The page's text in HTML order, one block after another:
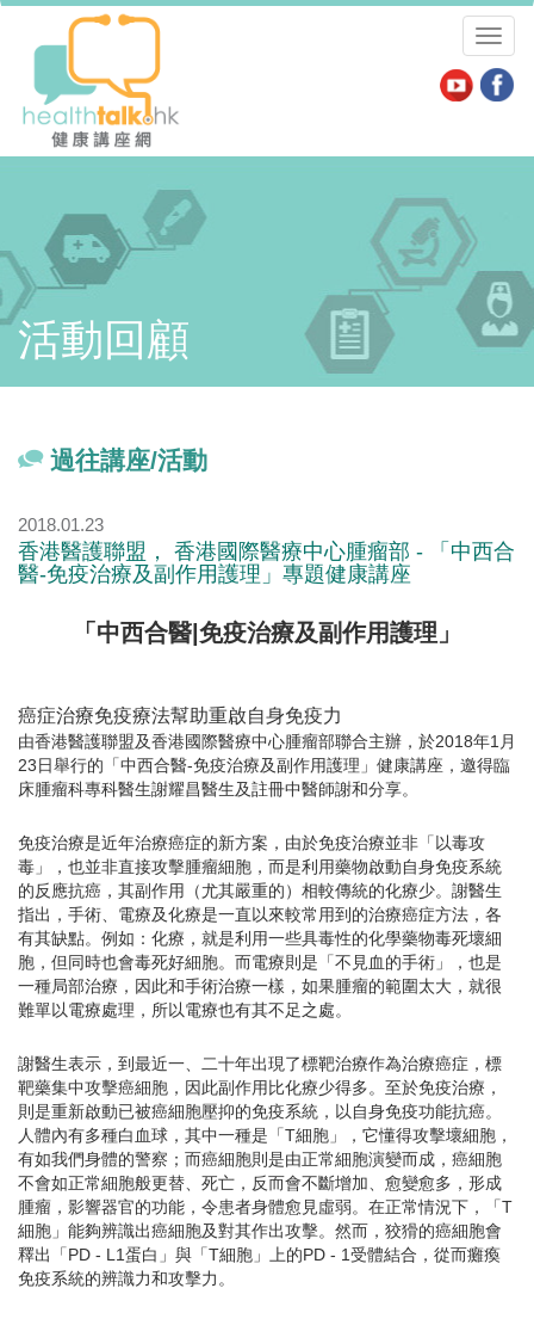
活動回顧
過往講座/活動
2018.01.23
香港醫護聯盟， 香港國際醫療中心腫瘤部 - 「中西合
醫-免疫治療及副作用護理」專題健康講座
「中西合醫|免疫治療及副作用護理」
癌症治療免疫療法幫助重啟自身免疫力
由香港醫護聯盟及香港國際醫療中心腫瘤部聯合主辦，於2018年1月
23日舉行的「中西合醫-免疫治療及副作用護理」健康講座，邀得臨
床腫瘤科專科醫生謝耀昌醫生及註冊中醫師謝和分享。
免疫治療是近年治療癌症的新方案，由於免疫治療並非「以毒攻
毒」，也並非直接攻擊腫瘤細胞，而是利用藥物啟動自身免疫系統
的反應抗癌，其副作用（尤其嚴重的）相較傳統的化療少。謝醫生
指出，手術、電療及化療是一直以來較常用到的治療癌症方法，各
有其缺點。例如：化療，就是利用一些具毒性的化學藥物毒死壞細
胞，但同時也會毒死好細胞。而電療則是「不見血的手術」，也是
一種局部治療，因此和手術治療一樣，如果腫瘤的範圍太大，就很
難單以電療處理，所以電療也有其不足之處。
謝醫生表示，到最近一、二十年出現了標靶治療作為治療癌症，標
靶藥集中攻擊癌細胞，因此副作用比化療少得多。至於免疫治療，
則是重新啟動已被癌細胞壓抑的免疫系統，以自身免疫功能抗癌。
人體內有多種白血球，其中一種是「T細胞」，它懂得攻擊壞細胞，
有如我們身體的警察；而癌細胞則是由正常細胞演變而成，癌細胞
不會如正常細胞般更替、死亡，反而會不斷增加、愈變愈多，形成
腫瘤，影響器官的功能，令患者身體愈見虛弱。在正常情況下，「T
細胞」能夠辨識出癌細胞及對其作出攻擊。然而，狡猾的癌細胞會
釋出「PD - L1蛋白」與「T細胞」上的PD - 1受體結合，從而癱瘓
免疫系統的辨識力和攻擊力。